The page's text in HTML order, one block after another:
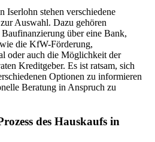
stehen verschiedene
Auswahl. Dazu gehören
über eine Bank,
die KfW-Förderung,
oder auch die Möglichkeit der
Kreditgeber. Es ist ratsam, sich
Optionen zu informieren
Beratung in Anspruch zu
des Hauskaufs in